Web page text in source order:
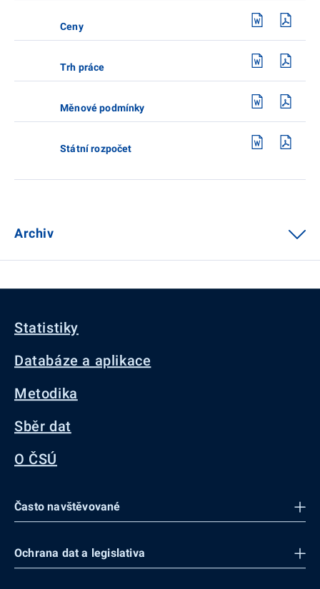
Ceny
Trh práce
Měnové podmínky
Státní rozpočet
Archiv
Statistiky
Databáze a aplikace
Metodika
Sběr dat
O ČSÚ
Často navštěvované
Ochrana dat a legislativa